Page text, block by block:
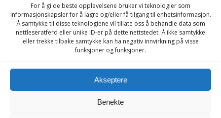
For å gi de beste opplevelsene bruker vi teknologier som
informasjonskapsler for å lagre og/eller få tilgang til enhetsinformasjon.
Å samtykke til disse teknologiene vil tillate oss å behandle data som
nettleseratferd eller unike ID-er på dette nettstedet. Å ikke samtykke
eller trekke tilbake samtykke kan ha negativ innvirkning på visse
funksjoner og funksjoner.
Akseptere
Benekte
OF MINISTRIES